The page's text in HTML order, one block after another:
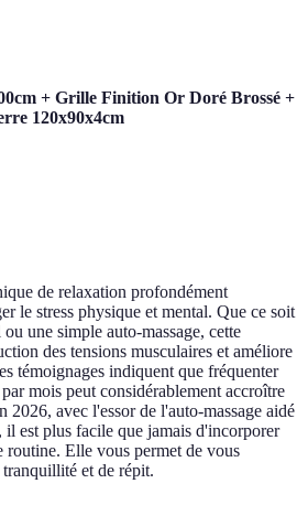
+ Grille Finition Or Doré Brossé +
120x90x4cm
de relaxation profondément
le stress physique et mental. Que ce soit
une simple auto-massage, cette
des tensions musculaires et améliore
témoignages indiquent que fréquenter
mois peut considérablement accroître
2026, avec l'essor de l'auto-massage aidé
il est plus facile que jamais d'incorporer
routine. Elle vous permet de vous
et de répit.